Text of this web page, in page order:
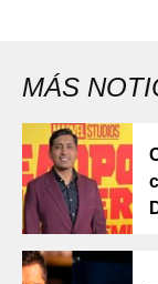
MÁS